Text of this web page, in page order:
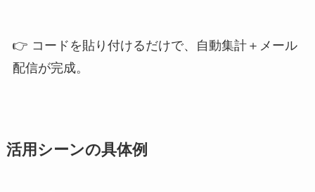
👉 コードを貼り付けるだけで、自動集計＋メール
配信が完成。
活用シーンの具体例